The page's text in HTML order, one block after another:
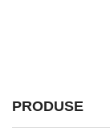
PRODUSE